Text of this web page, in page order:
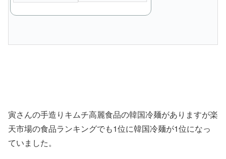
寅さんの手造りキムチ高麗食品の韓国冷麺がありますが楽
天市場の食品ランキングでも1位に韓国冷麺が1位になっ
ていました。